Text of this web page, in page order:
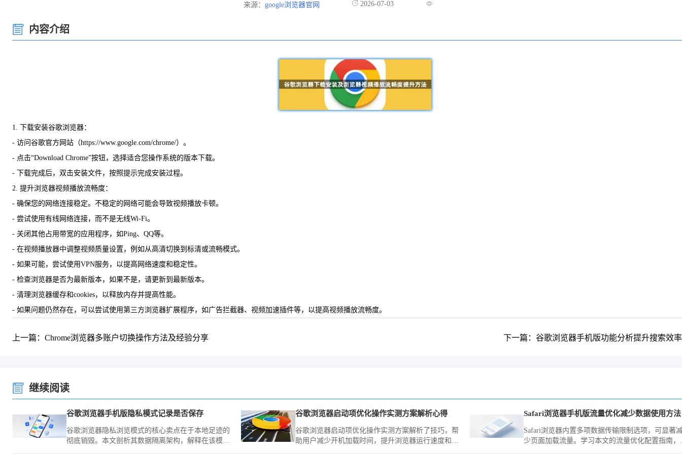
来源： google浏览器官网 2026-07-03
内容介绍
1. 下载安装谷歌浏览器：
- 访问谷歌官方网站（https://www.google.com/chrome/）。
- 点击“Download Chrome”按钮，选择适合您操作系统的版本下载。
- 下载完成后，双击安装文件，按照提示完成安装过程。
2. 提升浏览器视频播放流畅度：
- 确保您的网络连接稳定。不稳定的网络可能会导致视频播放卡顿。
- 尝试使用有线网络连接，而不是无线Wi-Fi。
- 关闭其他占用带宽的应用程序，如Ping、QQ等。
- 在视频播放器中调整视频质量设置，例如从高清切换到标清或流畅模式。
- 如果可能，尝试使用VPN服务，以提高网络速度和稳定性。
- 检查浏览器是否为最新版本，如果不是，请更新到最新版本。
- 清理浏览器缓存和cookies，以释放内存并提高性能。
- 如果问题仍然存在，可以尝试使用第三方浏览器扩展程序，如广告拦截器、视频加速插件等，以提高视频播放流畅度。
上一篇：Chrome浏览器多账户切换操作方法及经验分享 下一篇：谷歌浏览器手机版功能分析提升搜索效
继续阅读
谷歌浏览器手机版隐私模式记录是否保存
谷歌浏览器隐私浏览模式的核心卖点在于本地足迹的
彻底销毁。本文剖析其数据隔离架构，解释在该模式
谷歌浏览器启动项优化操作实测方案解析心得
谷歌浏览器启动项优化操作实测方案解析了技巧，帮
助用户减少开机加载时间，提升浏览器运行速度和整
Safari浏览器手机版流量优化减少数据使用方法
Safari浏览器内置多项数据传输限制选项，可显著
少页面加载流量。学习本文的流量优化配置指南，